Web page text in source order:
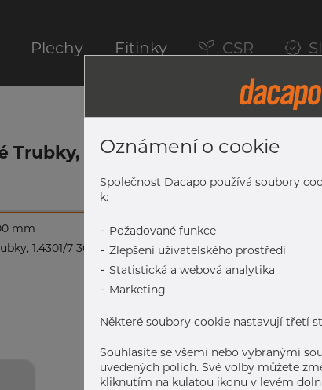
Plechy Fitinky CSR
1.4301/7 304/L, 10216-5
mm
1.4301/7 304/L, 10216-5 TC2,A-312, EN-ISO1127 D3/T3,
Oznámení o cookie
Společnost Dacapo používá soubory
k:
- Požadované funkce
- Zlepšení uživatelského prostředí
- Statistická a webová analytika
- Marketing
Některé soubory cookie nastavují třetí
Souhlasíte se všemi nebo vybranými
uvedených polích. Své volby můžete
kliknutím na kulatou ikonu v levém